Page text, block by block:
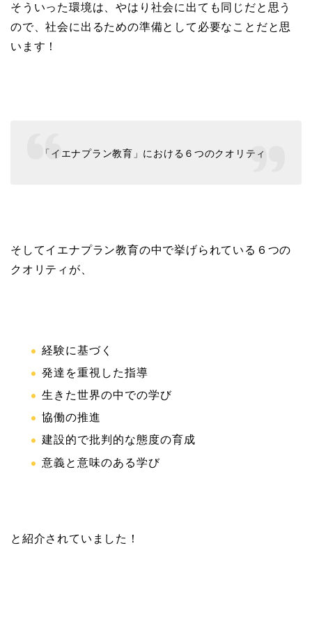
そういった環境は、やはり社会に出ても同じだと思う
ので、社会に出るための準備として必要なことだと思
います！
「イエナプラン教育」における６つのクオリティ
そしてイエナプラン教育の中で挙げられている６つの
クオリティが、
経験に基づく
発達を重視した指導
生きた世界の中での学び
協働の推進
建設的で批判的な態度の育成
意義と意味のある学び
と紹介されていました！